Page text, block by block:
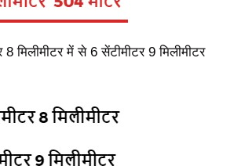
मिलीमीटर में से 6 सेंटीमीटर 9 मिलीमीटर